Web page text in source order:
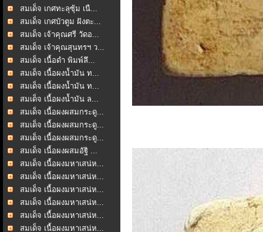
สมเด็จ เกศทะลุซุ้ม เนื...
สมเด็จ เกศบัวตูม ฝังตะ...
สมเด็จ เจ้าคุณศรี วัดอ...
สมเด็จ เจ้าคุณสุนทรฯ ว...
สมเด็จ เนื้อดำ พิมพ์ลึ...
สมเด็จ เนื้อผงน้ำมัน ท...
สมเด็จ เนื้อผงน้ำมัน ท...
สมเด็จ เนื้อผงน้ำมัน ล...
สมเด็จ เนื้อผงผสมกระดู...
สมเด็จ เนื้อผงผสมกระดู...
สมเด็จ เนื้อผงผสมกระดู...
สมเด็จ เนื้อผงผสมอัฐิ ...
สมเด็จ เนื้อผงมหาเสน่ห...
สมเด็จ เนื้อผงมหาเสน่ห...
สมเด็จ เนื้อผงมหาเสน่ห...
สมเด็จ เนื้อผงมหาเสน่ห...
สมเด็จ เนื้อผงมหาเสน่ห...
สมเด็จ เนื้อผงมหาเสน่ห...